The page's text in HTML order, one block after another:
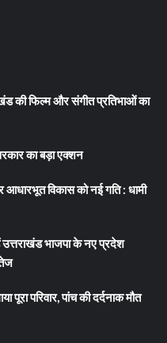
की फिल्म और संगीत प्रतिभाओं का
का बड़ा एक्शन
आधारभूत विकास को नई गति : धामी
उत्तराखंड भाजपा के नए प्रदेश
तेज
परिवार, पांच की दर्दनाक मौत